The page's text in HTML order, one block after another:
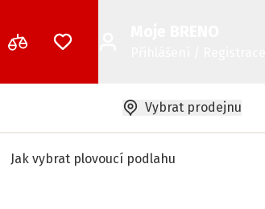
Vybrat prodejnu
Jak vybrat plovoucí podlahu